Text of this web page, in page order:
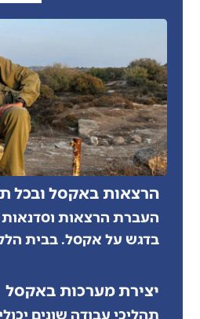
הרצאות באקסל ובכל
העברת הרצאות
בדגש על אקסל. בבית
יצירת מערכות באקסל
תהליכי עבודה שונים